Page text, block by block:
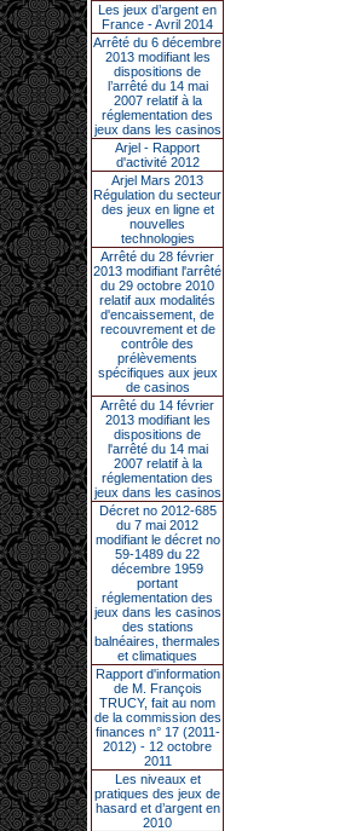
Les jeux d’argent en
France - Avril 2014
Arrêté du 6 décembre
2013 modifiant les
dispositions de
l’arrêté du 14 mai
2007 relatif à la
réglementation des
jeux dans les casinos
Arjel - Rapport
d'activité 2012
Arjel Mars 2013
Régulation du secteur
des jeux en ligne et
nouvelles
technologies
Arrêté du 28 février
2013 modifiant l'arrêté
du 29 octobre 2010
relatif aux modalités
d'encaissement, de
recouvrement et de
contrôle des
prélèvements
spécifiques aux jeux
de casinos
Arrêté du 14 février
2013 modifiant les
dispositions de
l'arrêté du 14 mai
2007 relatif à la
réglementation des
jeux dans les casinos
Décret no 2012-685
du 7 mai 2012
modifiant le décret no
59-1489 du 22
décembre 1959
portant
réglementation des
jeux dans les casinos
des stations
balnéaires, thermales
et climatiques
Rapport d'information
de M. François
TRUCY, fait au nom
de la commission des
finances n° 17 (2011-
2012) - 12 octobre
2011
Les niveaux et
pratiques des jeux de
hasard et d’argent en
2010